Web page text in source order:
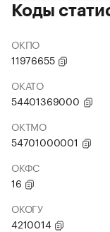
Коды
ОКПО
11976655
ОКАТО
54401369000
ОКТМО
54701000001
ОКФС
16
ОКОГУ
4210014